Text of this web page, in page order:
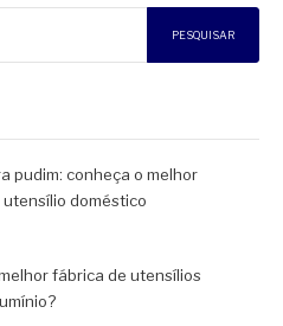
PESQUISAR
pudim: conheça o melhor
doméstico
fábrica de utensílios